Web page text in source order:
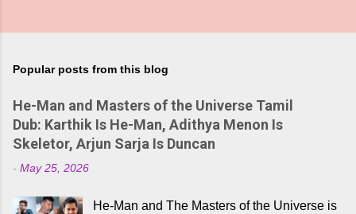
Popular posts from this blog
He-Man and Masters of the Universe Tamil
Dub: Karthik Is He-Man, Adithya Menon Is
Skeletor, Arjun Sarja Is Duncan
- May 25, 2026
He-Man and The Masters of the Universe is